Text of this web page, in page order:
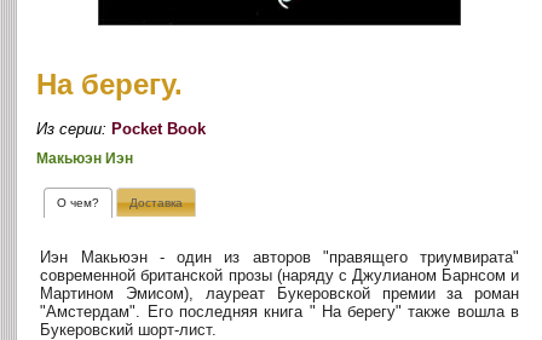
На берегу.
Из серии:Pocket Book
Макьюэн Иэн
О чем? Доставка
Иэн Макьюэн - один из авторов "правящего триумвирата"
современной британской прозы (наряду с Джулианом Барнсом и
Мартином Эмисом), лауреат Букеровской премии за роман
"Амстердам". Его последняя книга " На берегу" также вошла в
Букеровский шорт-лист.